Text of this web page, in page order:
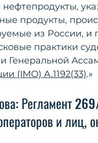
нефтепродукты,
продукты,
из России,
практики
Генеральной
(IMO) A.1192(33).»
Регламент
и лиц,